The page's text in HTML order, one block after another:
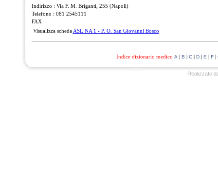
Indirizzo : Via F. M. Briganti, 255 (Napoli)
Telefono : 081 2545111
FAX :
Visualizza scheda ASL NA 1 - P. O. San Giovanni Bosco
Indice dizionario medico A | B | C| D| E | F|
Realizzato